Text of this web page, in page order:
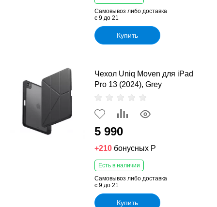
Самовывоз либо доставка
с 9 до 21
Купить
Чехол Uniq Moven для iPad
Pro 13 (2024), Grey
5 990
+210 бонусных Р
Есть в наличии
Самовывоз либо доставка
с 9 до 21
Купить